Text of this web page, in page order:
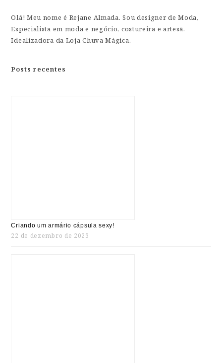
Olá! Meu nome é Rejane Almada. Sou designer de Moda,
Especialista em moda e negócio, costureira e artesã.
Idealizadora da Loja Chuva Mágica.
Posts recentes
Criando um armário cápsula sexy!
22 de dezembro de 2023